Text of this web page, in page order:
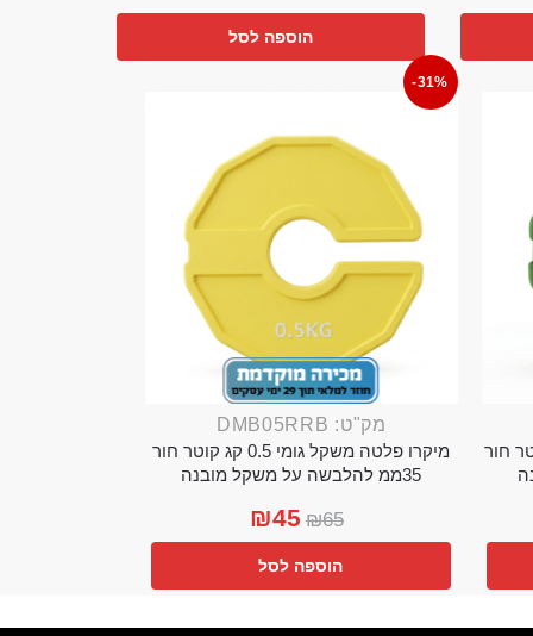
הוספה לסל
0.25 קג קוטר חור
-31%
מק"ט: DMB05RRB
מיקרו פלטה משקל גומי 0.5 קג קוטר חור
35ממ להלבשה על משקל מובנה
₪65
₪45
הוספה לסל